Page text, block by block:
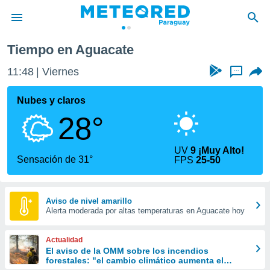
de
ha
calidad.
a este
las
y
forma
digital
basada
Tiempo en Aguacate
11:48 Viernes ...
Nubes y claros
28°
Sensación de 31°
UV9 ¡Muy Alto!
FPS25-50
Aviso de nivel amarillo
Alerta moderada por altas temperaturas en Aguacate hoy
Actualidad
El aviso de la OMM sobre los incendios
forestales: "el cambio climático aumenta el